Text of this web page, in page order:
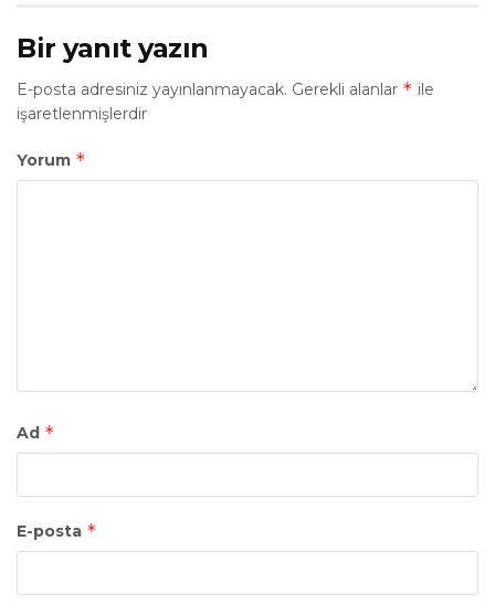
Bir yanıt yazın
E-posta adresiniz yayınlanmayacak. Gerekli alanlar * ile
işaretlenmişlerdir
Yorum *
Ad *
E-posta *